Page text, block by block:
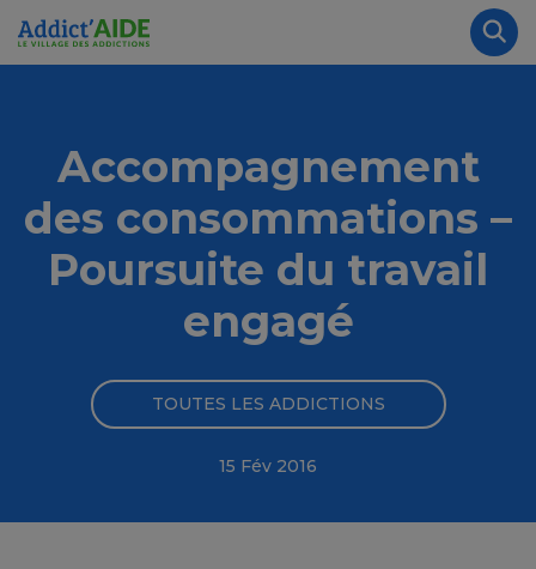
Aller au contenu principal
Accompagnement
des consommations –
Poursuite du travail
engagé
TOUTES LES ADDICTIONS
15 Fév 2016
Panneau de gestion des cookies